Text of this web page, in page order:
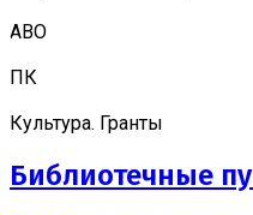
АВО
ПК
Культура. Гранты
Библиотечные